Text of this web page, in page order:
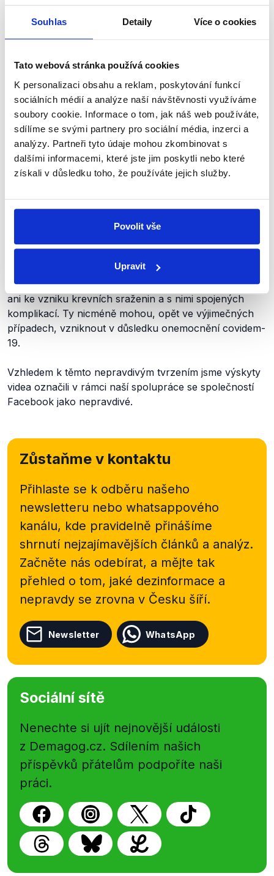
Souhlas Detaily Více o cookies
Tato webová stránka používá cookies
K personalizaci obsahu a reklam, poskytování funkcí
sociálních médií a analýze naší návštěvnosti využíváme
soubory cookie. Informace o tom, jak náš web používáte,
sdílíme se svými partnery pro sociální média, inzerci a
analýzy. Partneři tyto údaje mohou zkombinovat s
dalšími informacemi, které jste jim poskytli nebo které
získali v důsledku toho, že používáte jejich služby.
Povolit vše
Upravit
Dle vyjádření Evropské agentury pro léčivé přípravky
převažují přínosy vakcíny společnosti
AstraZeneca
americké Centrum pro kontrolu a prevenci nemocí
(CDC).
Sucharit Bhakdi se tedy dopouští několika
nepravdivých tvrzení. Uvádí, že spike proteiny
vytvořené v důsledku očkování mRNA vakcínou proti
covidu-19 se dostávají do cév, kde poškozují jejich
stěny. Spike proteiny se ale po těle nikam nepohybují
a zůstávají uchycené na svalových buňkách v místě
vpichu. Z tohoto tvrzení pak vychází i další nepravdy.
Jelikož spike proteiny vytvořené po očkování v cévách
nejsou, nemohou tam ani způsobit silnou imunitní
reakci, která by poškodila cévní stěnu. Tu ale ve
člověk nakazí. Protože v důsledku očkování mRNA
vakcínou nedochází k narušení cévní stěny, nedochází
ani ke vzniku krevních sraženin a s nimi spojených
komplikací. Ty nicméně mohou, opět ve výjimečných
případech, vzniknout v důsledku onemocnění covidem-
19.
Vzhledem k těmto nepravdivým tvrzením jsme výskyty
videa označili v rámci naší spolupráce se společností
Facebook jako nepravdivé.
Zůstaňme v kontaktu
Přihlaste se k odběru našeho
newsletteru nebo whatsappového
kanálu, kde pravidelně přinášíme
shrnutí nejzajímavějších článků a analýz.
Začněte nás odebírat, a mějte tak
přehled o tom, jaké dezinformace a
nepravdy se zrovna v Česku šíří.
Newsletter WhatsApp
Sociální sítě
Nenechte si ujít nejnovější události
z Demagog.cz. Sdílením našich
příspěvků přátelům podpoříte naši
práci.